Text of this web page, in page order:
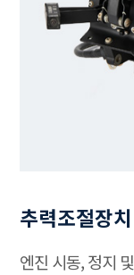
추력조절장
엔진 시동, 정지